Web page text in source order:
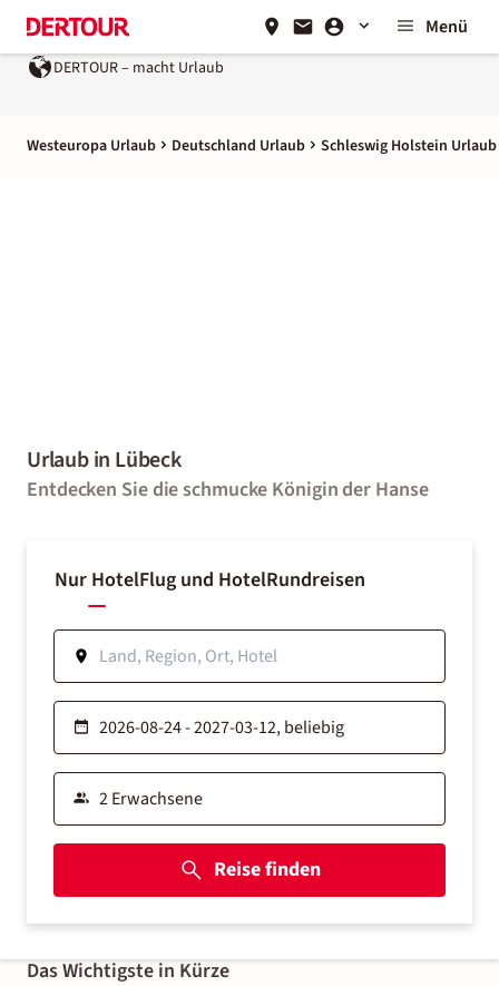
Menü
DERTOUR – macht Urlaub
Westeuropa Urlaub Deutschland Urlaub Schleswig Holstein Urlaub
Urlaub in Lübeck
Entdecken Sie die schmucke Königin der Hanse
Nur HotelFlug und HotelRundreisen
Reise finden
Das Wichtigste in Kürze